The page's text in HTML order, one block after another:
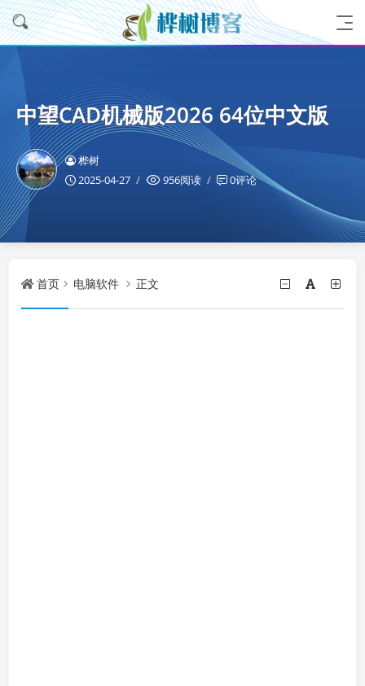
中望CAD机械版2026 64位中文版
桦树
2025-04-27
956阅读 0评论
首页 电脑软件 正文